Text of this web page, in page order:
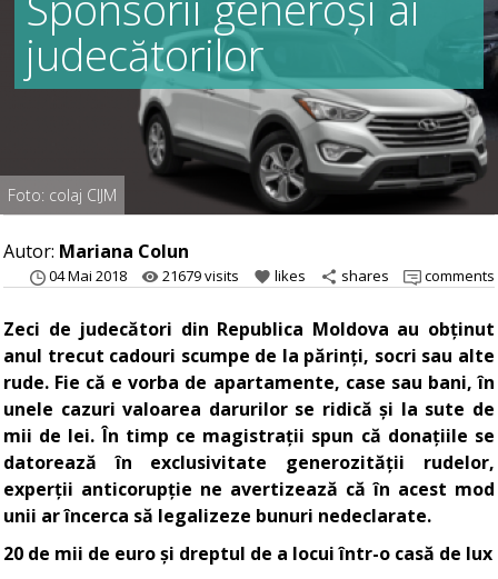
judecătorilor
Foto: colaj CIJM
Autor: Mariana Colun
04 Mai 2018 remove_red_eye 21679 visits favorite likes share shares comments
Zeci de judecători din Republica Moldova au obținut
anul trecut cadouri scumpe de la părinți, socri sau alte
rude. Fie că e vorba de apartamente, case sau bani, în
unele cazuri valoarea darurilor se ridică și la sute de
mii de lei. În timp ce magistrații spun că donațiile se
datorează în exclusivitate generozității rudelor,
experții anticorupție ne avertizează că în acest mod
unii ar încerca să legalizeze bunuri nedeclarate.
20 de mii de euro și dreptul de a locui într-o casă de lux